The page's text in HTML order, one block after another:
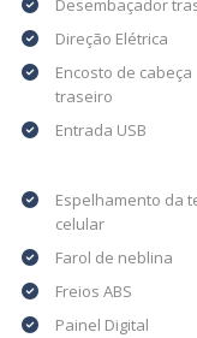
Desembaçador
Direção Elétrica
Encosto de cabeça
traseiro
Entrada USB
Espelhamento da
celular
Farol de neblina
Freios ABS
Painel Digital